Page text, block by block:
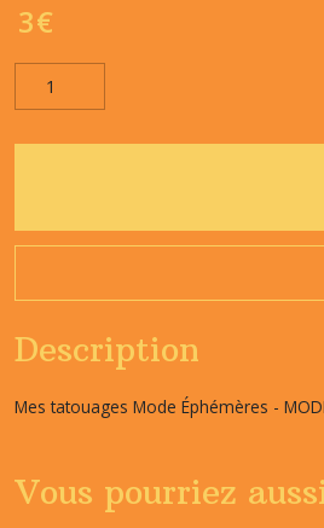
3€
Description
Mes tatouages Mode Éphémères -
Vous pourriez